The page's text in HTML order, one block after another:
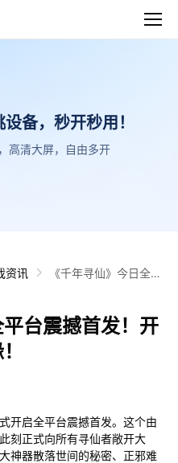
备，秒开秒用！
高清大屏，自由多开
资讯
《千年寻仙》今日全平
平台震撼首发！开
开启全平台震撼首发。这个由
刻正式向所有寻仙者敞开大
神器散落世间的秘密、正邪难